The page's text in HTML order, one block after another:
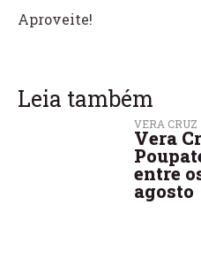
Aproveite!
Leia também
VERA CRUZ
Vera
entre
agosto